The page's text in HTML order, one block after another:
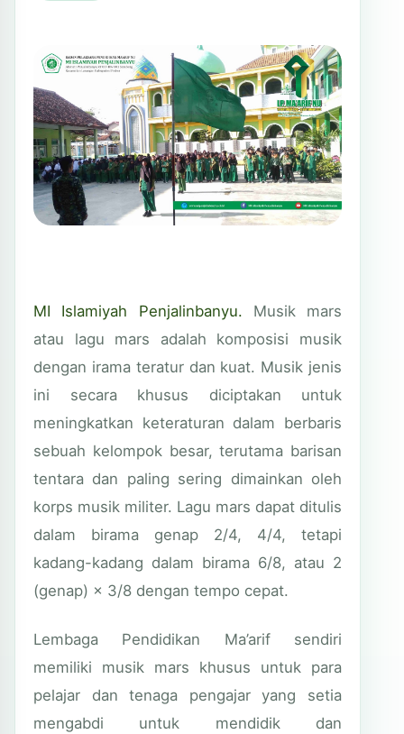
MI Islamiyah Penjalinbanyu. Musik mars
atau lagu mars adalah komposisi musik
dengan irama teratur dan kuat. Musik jenis
ini secara khusus diciptakan untuk
meningkatkan keteraturan dalam berbaris
sebuah kelompok besar, terutama barisan
tentara dan paling sering dimainkan oleh
korps musik militer. Lagu mars dapat ditulis
dalam birama genap 2/4, 4/4, tetapi
kadang-kadang dalam birama 6/8, atau 2
(genap) × 3/8 dengan tempo cepat.
Lembaga Pendidikan Ma’arif sendiri
memiliki musik mars khusus untuk para
pelajar dan tenaga pengajar yang setia
mengabdi untuk mendidik dan